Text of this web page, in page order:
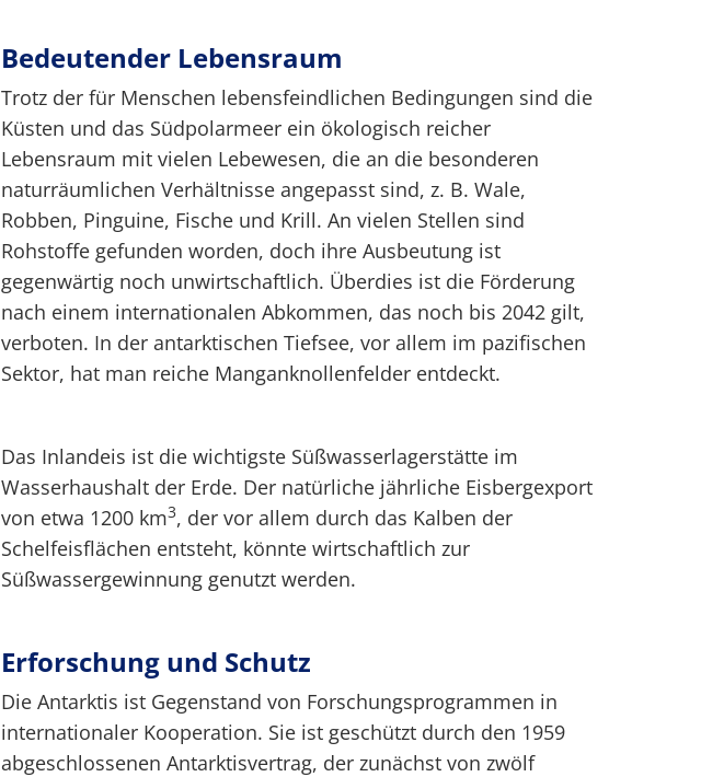
Bedeutender Lebensraum
Trotz der für Menschen lebensfeindlichen Bedingungen sind die
Küsten und das Südpolarmeer ein ökologisch reicher
Lebensraum mit vielen Lebewesen, die an die besonderen
naturräumlichen Verhältnisse angepasst sind, z. B. Wale,
Robben, Pinguine, Fische und Krill. An vielen Stellen sind
Rohstoffe gefunden worden, doch ihre Ausbeutung ist
gegenwärtig noch unwirtschaftlich. Überdies ist die Förderung
nach einem internationalen Abkommen, das noch bis 2042 gilt,
verboten. In der antarktischen Tiefsee, vor allem im pazifischen
Sektor, hat man reiche Manganknollenfelder entdeckt.
Das Inlandeis ist die wichtigste Süßwasserlagerstätte im
Wasserhaushalt der Erde. Der natürliche jährliche Eisbergexport
von etwa 1200 km3, der vor allem durch das Kalben der
Schelfeisflächen entsteht, könnte wirtschaftlich zur
Süßwassergewinnung genutzt werden.
Erforschung und Schutz
Die Antarktis ist Gegenstand von Forschungsprogrammen in
internationaler Kooperation. Sie ist geschützt durch den 1959
abgeschlossenen Antarktisvertrag, der zunächst von zwölf